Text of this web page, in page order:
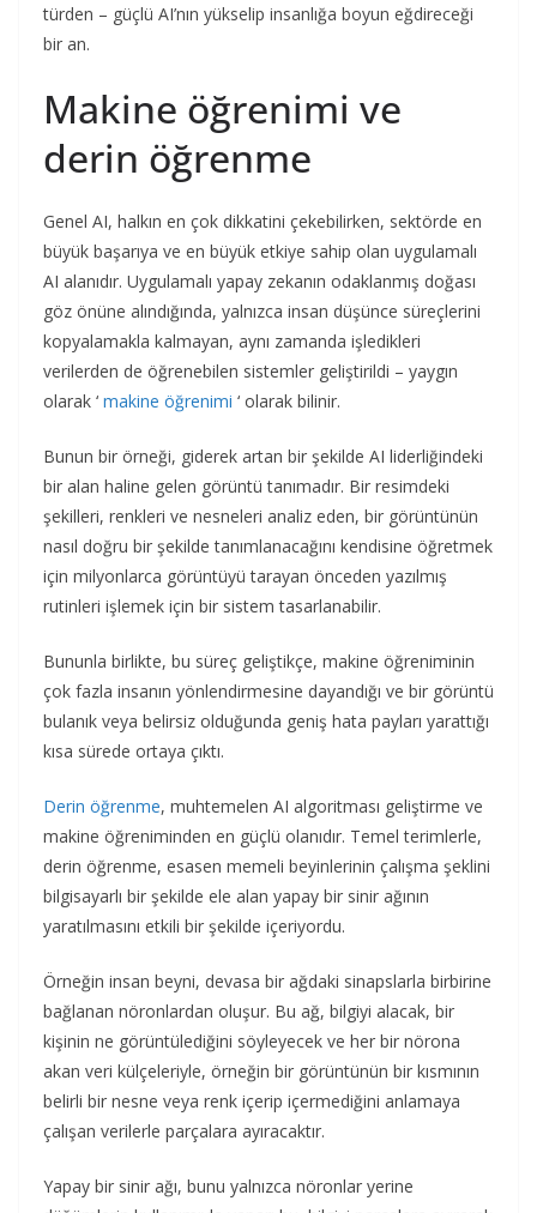
türden – güçlü AI’nın yükselip insanlığa boyun eğdireceği
bir an.
Makine öğrenimi ve
derin öğrenme
Genel AI, halkın en çok dikkatini çekebilirken, sektörde en
büyük başarıya ve en büyük etkiye sahip olan uygulamalı
AI alanıdır. Uygulamalı yapay zekanın odaklanmış doğası
göz önüne alındığında, yalnızca insan düşünce süreçlerini
kopyalamakla kalmayan, aynı zamanda işledikleri
verilerden de öğrenebilen sistemler geliştirildi – yaygın
olarak ‘ makine öğrenimi ‘ olarak bilinir.
Bunun bir örneği, giderek artan bir şekilde AI liderliğindeki
bir alan haline gelen görüntü tanımadır. Bir resimdeki
şekilleri, renkleri ve nesneleri analiz eden, bir görüntünün
nasıl doğru bir şekilde tanımlanacağını kendisine öğretmek
için milyonlarca görüntüyü tarayan önceden yazılmış
rutinleri işlemek için bir sistem tasarlanabilir.
Bununla birlikte, bu süreç geliştikçe, makine öğreniminin
çok fazla insanın yönlendirmesine dayandığı ve bir görüntü
bulanık veya belirsiz olduğunda geniş hata payları yarattığı
kısa sürede ortaya çıktı.
Derin öğrenme, muhtemelen AI algoritması geliştirme ve
makine öğreniminden en güçlü olanıdır. Temel terimlerle,
derin öğrenme, esasen memeli beyinlerinin çalışma şeklini
bilgisayarlı bir şekilde ele alan yapay bir sinir ağının
yaratılmasını etkili bir şekilde içeriyordu.
Örneğin insan beyni, devasa bir ağdaki sinapslarla birbirine
bağlanan nöronlardan oluşur. Bu ağ, bilgiyi alacak, bir
kişinin ne görüntülediğini söyleyecek ve her bir nörona
akan veri külçeleriyle, örneğin bir görüntünün bir kısmının
belirli bir nesne veya renk içerip içermediğini anlamaya
çalışan verilerle parçalara ayıracaktır.
Yapay bir sinir ağı, bunu yalnızca nöronlar yerine